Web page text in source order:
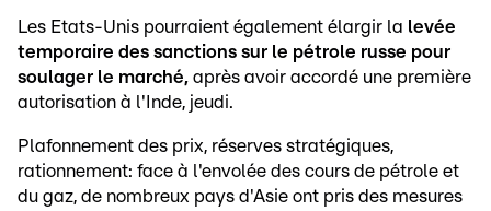
Les Etats-Unis pourraient également élargir la levée
temporaire des sanctions sur le pétrole russe pour
soulager le marché, après avoir accordé une première
autorisation à l'Inde, jeudi.
Plafonnement des prix, réserves stratégiques,
rationnement: face à l'envolée des cours de pétrole et
du gaz, de nombreux pays d'Asie ont pris des mesures